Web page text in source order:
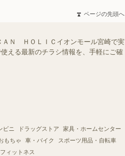
ページの先頭へ
ＡＮ ＨＯＬＩＣイオンモール宮崎で実
える最新のチラシ情報を、手軽にご確
ビニ ドラッグストア
家具・ホームセンター
もちゃ 車・バイク
スポーツ用品・自転車
ィットネス